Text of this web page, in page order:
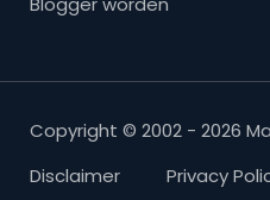
Copyright © 2002 - 2026
Disclaimer
Privacy